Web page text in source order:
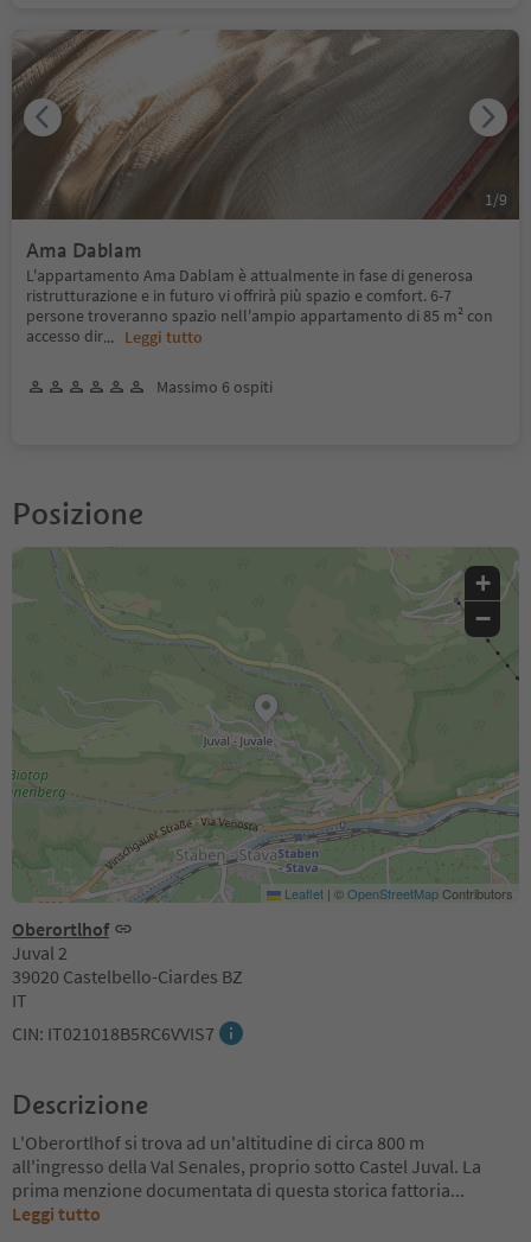
Ama Dablam
L'appartamento Ama Dablam è attualmente in fase di generosa
ristrutturazione e in futuro vi offrirà più spazio e comfort. 6-7
persone troveranno spazio nell'ampio appartamento di 85 m² con
accesso dir... Leggi tutto
Massimo 6 ospiti
1 /9
Posizione
Oberortlhof
Juval 2
39020 Castelbello-Ciardes BZ
IT
CIN: IT021018B5RC6VVIS7
+
−
Leaflet | ©OpenStreetMapContributors
Descrizione
L'Oberortlhof si trova ad un'altitudine di circa 800 m
all'ingresso della Val Senales, proprio sotto Castel Juval. La
prima menzione documentata di questa storica fattoria...
Leggi tutto